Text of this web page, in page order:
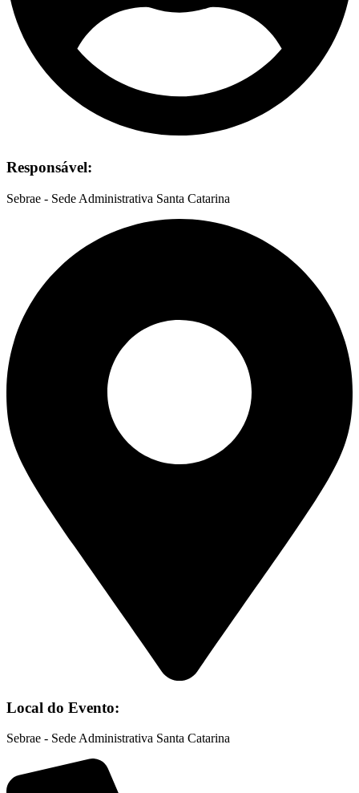
Responsável:
Sebrae - Sede Administrativa Santa Catarina
Local do Evento:
Sebrae - Sede Administrativa Santa Catarina